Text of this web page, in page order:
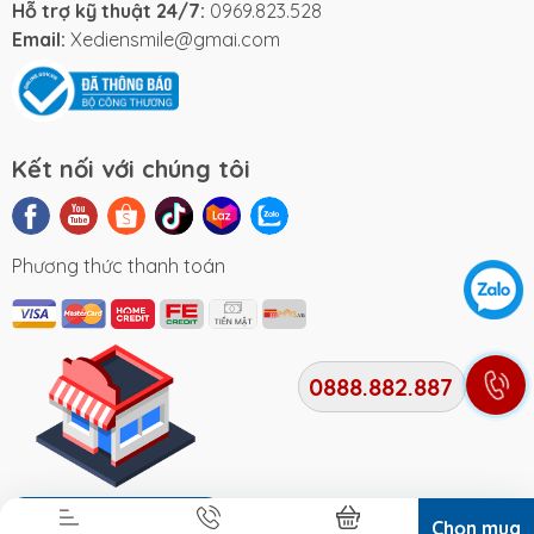
Chọn mua
sử dụng, giúp bạn dễ dàng làm quen và điều
khiển xe một cách an toàn nhất.
- Hệ thống đèn LED hiện đại:
cao cấp cho tầm nhìn xa rõ ràng hơn cùng đèn
xi nhan báo hiệu an toàn.
- Mở khóa dễ dàng và bảo mật:
mở khóa Apple Pro bạn sẽ có 3 lựa chọn: chìa
khóa cơ truyền thống, remote điều khiển từ
xa và thẻ từ hiện đại rất tiện lợi và nhanh
chóng.
- Sử dụng vỏ không ruột:
tạo bền bỉ hơn so với lốp có săm, giúp giảm
Hỗ trợ kỹ thuật 24/7: 0969.823.528
Email: Xediensmile@gmai.com
Kết nối với chúng tôi
Phương thức thanh toán
Địa chỉ cửa hàng
0888.882.887